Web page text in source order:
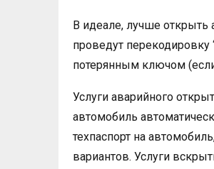
В идеале, лучше открыть
проведут
потерянным ключом
Услуги аварийного
автомобиль
техпаспорт на
вариантов. Услуги